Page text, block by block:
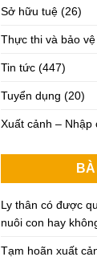
Sở hữu tuệ (26)
Thực thi và bảo
Tin tức (447)
Tuyển dụng (20)
Xuất cảnh – Nhập
Ly thân có được
nuôi con hay
Tạm hoãn xuất